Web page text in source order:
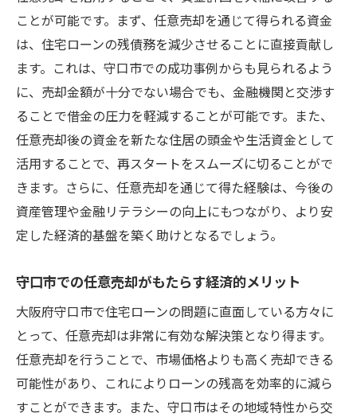
ことが可能です。まず、任意売却を通じて得られる資金
は、住宅ローンの残債務を減少させることに直接貢献し
ます。これは、守口市での成功事例からも見られるよう
に、売却金額が十分でない場合でも、金融機関と交渉す
ることで借金の圧力を軽減することが可能です。また、
任意売却後の資金を新たな住居の頭金や生活資金として
活用することで、再スタートをスムーズに切ることがで
きます。さらに、任意売却を通じて得た経験は、今後の
資産管理や金融リテラシーの向上にもつながり、より安
定した経済的基盤を築く助けとなるでしょう。
守口市での任意売却がもたらす経済的メリット
大阪府守口市で住宅ローンの問題に直面している方々に
とって、任意売却は非常に有効な解決策となり得ます。
任意売却を行うことで、市場価格よりも高く売却できる
可能性があり、これによりローンの残高を効率的に減ら
すことができます。また、守口市はその地域特性から交